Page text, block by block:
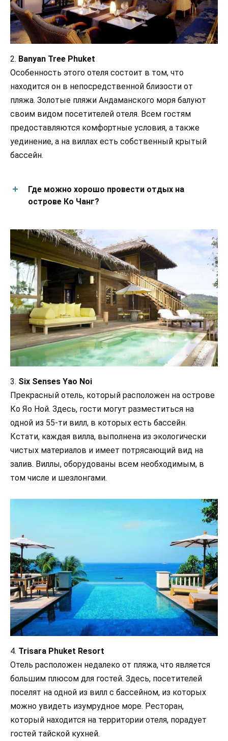
2. Banyan Tree Phuket
Особенность этого отеля состоит в том, что
находится он в непосредственной близости от
пляжа. Золотые пляжи Андаманского моря балуют
своим видом посетителей отеля. Всем гостям
предоставляются комфортные условия, а также
уединение, а на виллах есть собственный крытый
бассейн.
Где можно хорошо провести отдых на
острове Ко Чанг?
3. Six Senses Yao Noi
Прекрасный отель, который расположен на острове
Ко Яо Ной. Здесь, гости могут разместиться на
одной из 55-ти вилл, в которых есть бассейн.
Кстати, каждая вилла, выполнена из экологически
чистых материалов и имеет потрясающий вид на
залив. Виллы, оборудованы всем необходимым, в
том числе и шезлонгами.
4. Trisara Phuket Resort
Отель расположен недалеко от пляжа, что является
большим плюсом для гостей. Здесь, посетителей
поселят на одной из вилл с бассейном, из которых
можно увидеть изумрудное море. Ресторан,
который находится на территории отеля, порадует
гостей тайской кухней.